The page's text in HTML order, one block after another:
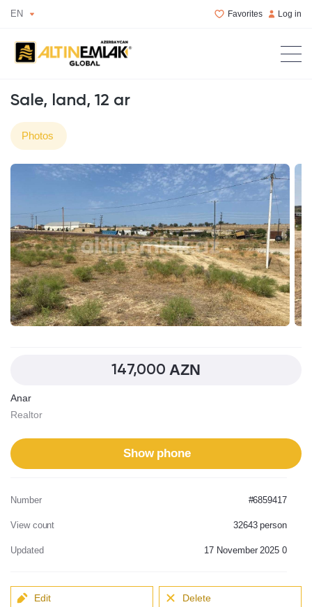
EN Favorites Log in
Sale, land, 12 ar
Photos
147,000 AZN
Anar
Realtor
Show phone
Number #6859417
View count 32643person
Updated 17 November 2025 0
Edit Delete